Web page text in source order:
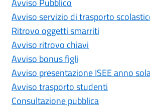
Avviso Pubblico
Avviso servizio di trasporto
Ritrovo oggetti smarriti
Avviso ritrovo chiavi
Avviso bonus figli
Avviso presentazione ISEE anno
Avviso trasporto studenti
Consultazione pubblica